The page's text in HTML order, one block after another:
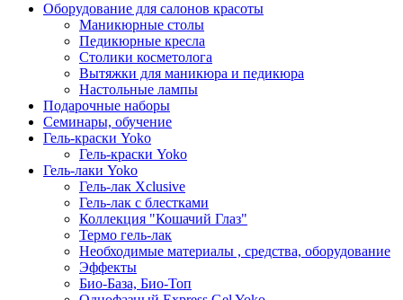
Оборудование для салонов красоты
Маникюрные столы
Педикюрные кресла
Столики косметолога
Вытяжки для маникюра и педикюра
Настольные лампы
Подарочные наборы
Семинары, обучение
Гель-краски Yoko
Гель-краски Yoko
Гель-лаки Yoko
Гель-лак Xclusive
Гель-лак с блестками
Коллекция "Кошачий Глаз"
Термо гель-лак
Необходимые материалы , средства, оборудование
Эффекты
Био-База, Био-Топ